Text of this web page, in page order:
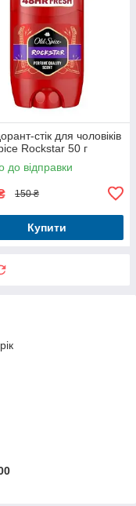
стік для чоловіків
Rockstar 50 г
до відправки
150 ₴
Купити